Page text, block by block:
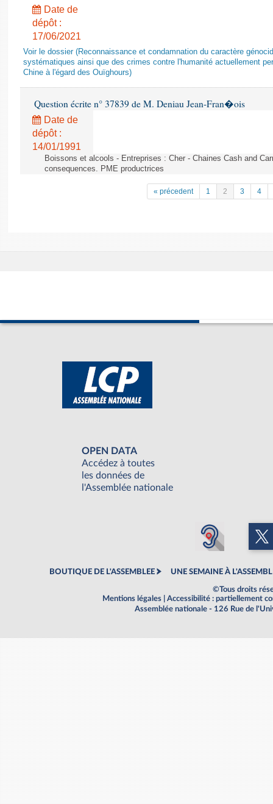
Date de
dépôt :
17/06/2021
Voir le dossier (Reconnaissance et condamnation du caractère
systématiques ainsi que des crimes contre l'humanité actuellement
Chine à l'égard des Ouïghours)
Question écrite n° 37839 de M. Deniau Jean-Fran�ois
Date de
dépôt :
14/01/1991
Boissons et alcools - Entreprises : Cher - Chaines Cash and
consequences. PME productrices
« précedent 1 2 3 4
OPEN DATA
Accédez à toutes
les données de
l'Assemblée nationale
BOUTIQUE DE L'ASSEMBLEE UNE SEMAINE À
©Tous droits
Mentions légales
Accessibilité : partiellement
Assemblée nationale - 126 Rue de